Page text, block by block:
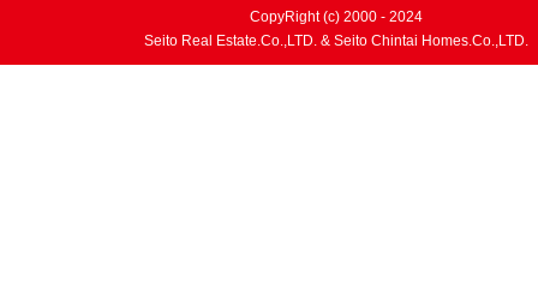
CopyRight (c) 2000 - 2024
Seito Real Estate.Co.,LTD. & Seito Chintai Homes.Co.,LTD.